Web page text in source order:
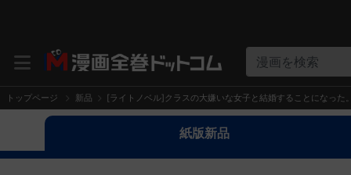
漫画を検索
トップページ 新品 [ライトノベル]クラスの大嫌いな女子と結婚することになった
紙版新品